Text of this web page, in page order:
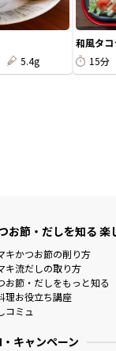
5.4g
和風タコ
15分
お節・だしを知る 楽
キかつお節の削り方
キ流だしの取り方
お節・だしをもっと知る
理お役立ち講座
コミュ
・キャンペーン